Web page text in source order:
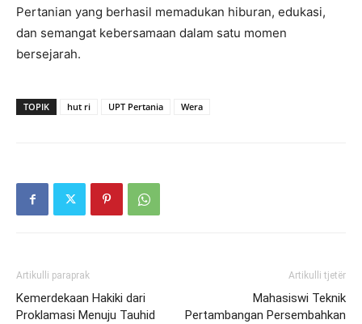
Pertanian yang berhasil memadukan hiburan, edukasi,
dan semangat kebersamaan dalam satu momen
bersejarah.
TOPIK hut ri UPT Pertania Wera
Artikulli paraprak
Kemerdekaan Hakiki dari
Proklamasi Menuju Tauhid
Artikulli tjetër
Mahasiswi Teknik
Pertambangan Persembahkan